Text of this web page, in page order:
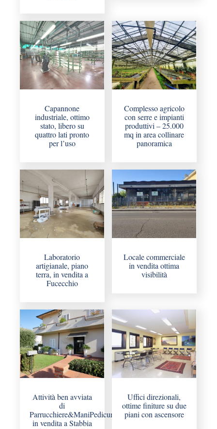
Capannone
industriale, ottimo
stato, libero su
quattro lati pronto
per l’uso
Complesso agricolo
con serre e impianti
produttivi – 25.000
mq in area collinare
panoramica
Laboratorio
artigianale, piano
terra, in vendita a
Fucecchio
Locale commerciale
in vendita ottima
visibilità
Attività ben avviata
di
Parrucchiere&ManiPedicure
in vendita a Stabbia
Uffici direzionali,
ottime finiture su due
piani con ascensore